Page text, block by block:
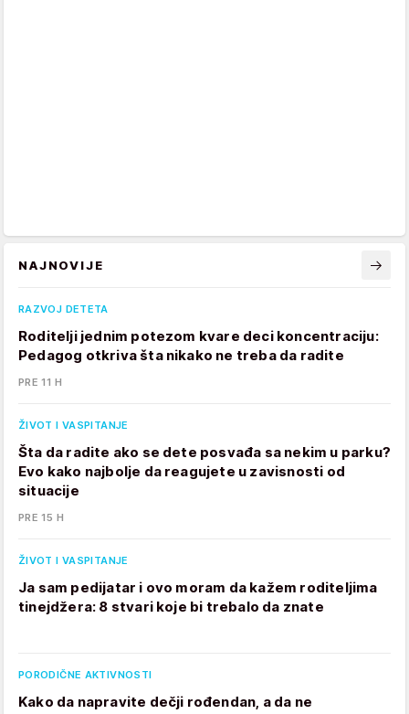
NAJNOVIJE
RAZVOJ DETETA
Roditelji jednim potezom kvare deci koncentraciju:
Pedagog otkriva šta nikako ne treba da radite
PRE 11 H
ŽIVOT I VASPITANJE
Šta da radite ako se dete posvađa sa nekim u parku?
Evo kako najbolje da reagujete u zavisnosti od
situacije
PRE 15 H
ŽIVOT I VASPITANJE
Ja sam pedijatar i ovo moram da kažem roditeljima
tinejdžera: 8 stvari koje bi trebalo da znate
PORODIČNE AKTIVNOSTI
Kako da napravite dečji rođendan, a da ne